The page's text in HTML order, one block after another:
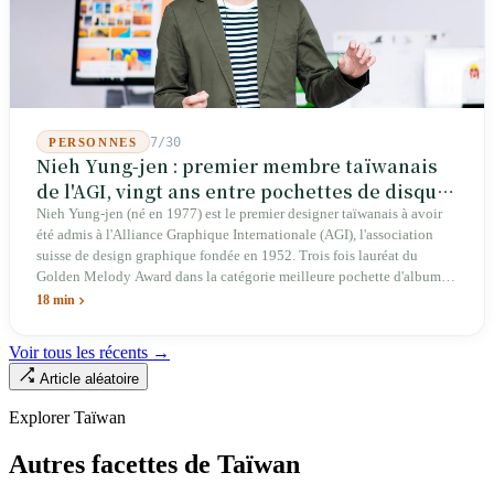
abaisser les barrières. Une entreprise qui fabrique des avions
télécommandés depuis 46 ans à Taichung prévoit de construire sa
deuxième usine dans l'Ohio.
PERSONNES 7/30
Nieh Yung-jen : premier membre taïwanais
de l'AGI, vingt ans entre pochettes de disques
et systèmes d'identité nationale
Nieh Yung-jen (né en 1977) est le premier designer taïwanais à avoir
été admis à l'Alliance Graphique Internationale (AGI), l'association
suisse de design graphique fondée en 1952. Trois fois lauréat du
Golden Melody Award dans la catégorie meilleure pochette d'album, il
a conçu des couvertures pour la musique pop (Jonathan Lee, Yoga Lin,
York Times à l'aube du Mouvement du Tournesol en 2014, campagne
« Taiwan Can Help » contre Tedros en 2020 ayant récolté dix millions
Up Taiwan » pour la campagne présidentielle de Tsai Ing-wen en 2016
systèmes d'identité d'entreprises publiques (Ministère de l'Économie,
18 min
Voir tous les récents →
Article aléatoire
Explorer Taïwan
Autres facettes de Taïwan